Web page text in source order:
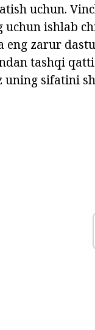
uchun.
ishlab
eng zarur
tashqi
uning sifatini